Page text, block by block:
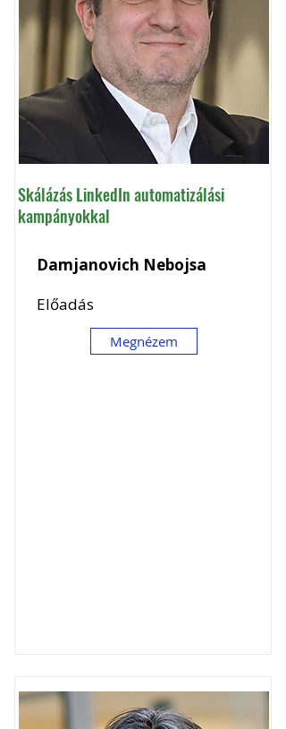
Skálázás LinkedIn automatizálási
kampányokkal
Damjanovich Nebojsa
Előadás
Megnézem